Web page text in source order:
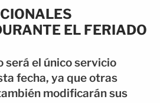
EL FERIADO
será el único servicio
fecha, ya que otras
modificarán sus